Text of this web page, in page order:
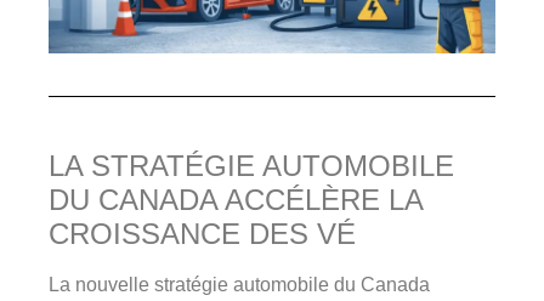
LA STRATÉGIE AUTOMOBILE
DU CANADA ACCÉLÈRE LA
CROISSANCE DES VÉ
La nouvelle stratégie automobile du Canada